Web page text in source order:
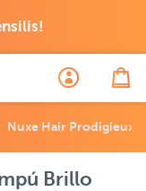
Nuxe Hair Prodigieux
Brillo